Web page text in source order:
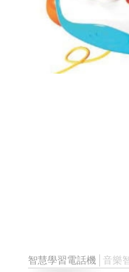
智慧學習電話機 │音樂